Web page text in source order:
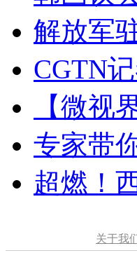
解放军
CGTN
【微视
专家带
超燃！
关于我